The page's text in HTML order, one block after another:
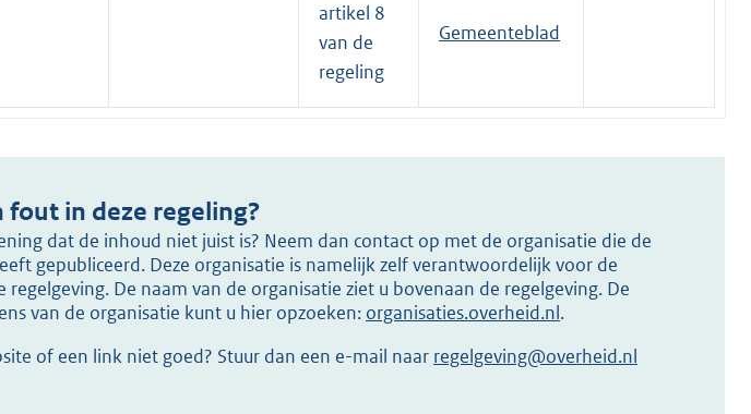
artikel 8
van de
regeling
Gemeenteblad
fout in deze regeling?
dat de inhoud niet juist is? Neem dan contact op met de organisatie die de
gepubliceerd. Deze organisatie is namelijk zelf verantwoordelijk voor de
regelgeving. De naam van de organisatie ziet u bovenaan de regelgeving. De
van de organisatie kunt u hier opzoeken: organisaties.overheid.nl.
of een link niet goed? Stuur dan een e-mail naar regelgeving@overheid.nl